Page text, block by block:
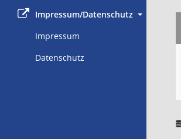
Impressum/Datenschutz
Impressum
Datenschutz